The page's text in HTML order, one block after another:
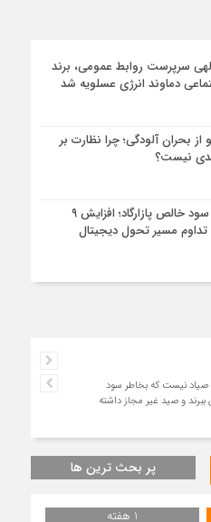
سرپرست روابط عمومی، برند
دماوند انرژی عسلویه شد
از بحران آلودگی؛ چرا نظارت بر
جدی نیست؟
رشد ۴۱ درصدی سود خالص پازارگاد؛ افزایش ۹
تداوم مسیر تحول دیجیتال
صیاد نیست که بخاطر سود
ببرند و صید غیر مجاز داشته
پر بحث ترین ها
1 هفته